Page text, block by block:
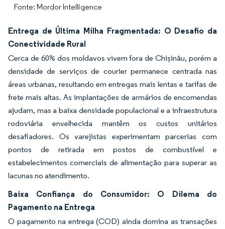
Fonte: Mordor Intelligence
Entrega de Última Milha Fragmentada: O Desafio da
Conectividade Rural
Cerca de 60% dos moldavos vivem fora de Chișinău, porém a
densidade de serviços de courier permanece centrada nas
áreas urbanas, resultando em entregas mais lentas e tarifas de
frete mais altas. As implantações de armários de encomendas
ajudam, mas a baixa densidade populacional e a infraestrutura
rodoviária envelhecida mantêm os custos unitários
desafiadores. Os varejistas experimentam parcerias com
pontos de retirada em postos de combustível e
estabelecimentos comerciais de alimentação para superar as
lacunas no atendimento.
Baixa Confiança do Consumidor: O Dilema do
Pagamento na Entrega
O pagamento na entrega (COD) ainda domina as transações